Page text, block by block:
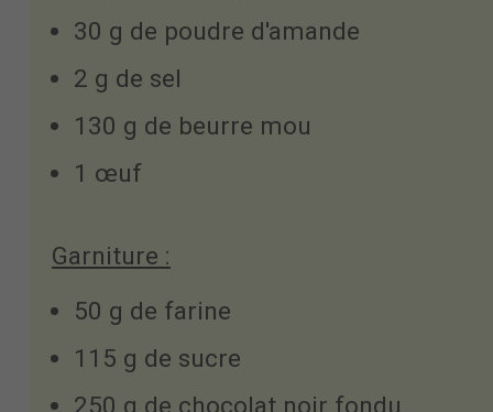
30 g de poudre d'amande
2 g de sel
130 g de beurre mou
1 œuf
Garniture :
50 g de farine
115 g de sucre
250 g de chocolat noir fondu